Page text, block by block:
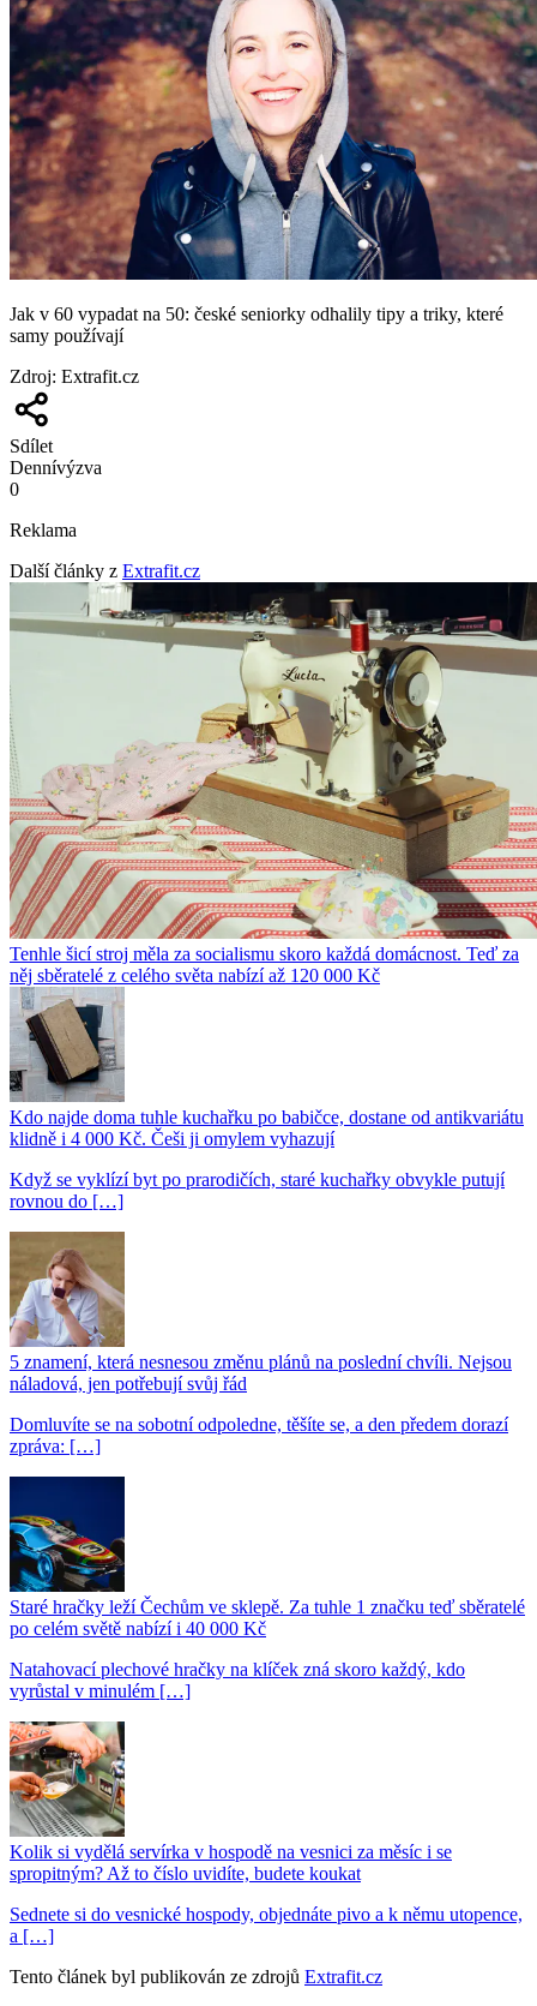
Jak v 60 vypadat na 50: české seniorky odhalily tipy a triky, které
samy používají
Zdroj: Extrafit.cz
Sdílet
Dennívýzva
0
Reklama
Další články z Extrafit.cz
Tenhle šicí stroj měla za socialismu skoro každá domácnost. Teď za
něj sběratelé z celého světa nabízí až 120 000 Kč
Kdo najde doma tuhle kuchařku po babičce, dostane od antikvariátu
klidně i 4 000 Kč. Češi ji omylem vyhazují
Když se vyklízí byt po prarodičích, staré kuchařky obvykle putují
rovnou do […]
5 znamení, která nesnesou změnu plánů na poslední chvíli. Nejsou
náladová, jen potřebují svůj řád
Domluvíte se na sobotní odpoledne, těšíte se, a den předem dorazí
zpráva: […]
Staré hračky leží Čechům ve sklepě. Za tuhle 1 značku teď sběratelé
po celém světě nabízí i 40 000 Kč
Natahovací plechové hračky na klíček zná skoro každý, kdo
vyrůstal v minulém […]
Kolik si vydělá servírka v hospodě na vesnici za měsíc i se
spropitným? Až to číslo uvidíte, budete koukat
Sednete si do vesnické hospody, objednáte pivo a k němu utopence,
a […]
Tento článek byl publikován ze zdrojů Extrafit.cz